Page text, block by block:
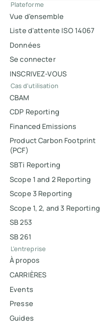
Plateforme
Vue d'ensemble
Liste d'attente ISO 14067
Données
Se connecter
INSCRIVEZ-VOUS
Cas d'utilisation
CBAM
CDP Reporting
Financed Emissions
Product Carbon Footprint
(PCF)
SBTi Reporting
Scope 1 and 2 Reporting
Scope 3 Reporting
Scope 1, 2, and 3 Reporting
SB 253
SB 261
L'entreprise
À propos
CARRIÈRES
Events
Presse
Guides